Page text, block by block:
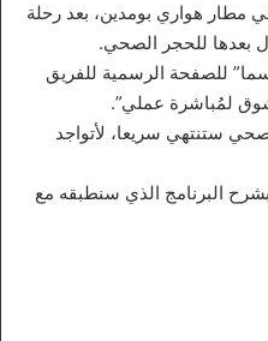
هواري بومدين، بعد رحلة
بعدها للحجر الصحي.
للصفحة الرسمية للفريق
لمُباشرة عملي”.
ستنتهي سريعا، لأتواجد
البرنامج الذي سنطبقه مع